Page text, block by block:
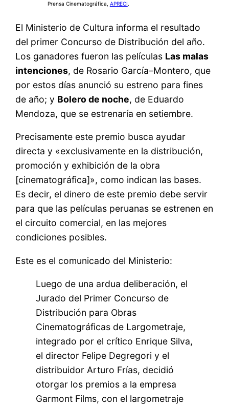
Prensa Cinematográfica, APRECI.
El Ministerio de Cultura informa el resultado
del primer Concurso de Distribución del año.
Los ganadores fueron las películas Las malas
intenciones, de Rosario García–Montero, que
por estos días anunció su estreno para fines
de año; y Bolero de noche, de Eduardo
Mendoza, que se estrenaría en setiembre.
Precisamente este premio busca ayudar
directa y «exclusivamente en la distribución,
promoción y exhibición de la obra
[cinematográfica]», como indican las bases.
Es decir, el dinero de este premio debe servir
para que las películas peruanas se estrenen en
el circuito comercial, en las mejores
condiciones posibles.
Este es el comunicado del Ministerio:
Luego de una ardua deliberación, el
Jurado del Primer Concurso de
Distribución para Obras
Cinematográficas de Largometraje,
integrado por el crítico Enrique Silva,
el director Felipe Degregori y el
distribuidor Arturo Frías, decidió
otorgar los premios a la empresa
Garmont Films, con el largometraje